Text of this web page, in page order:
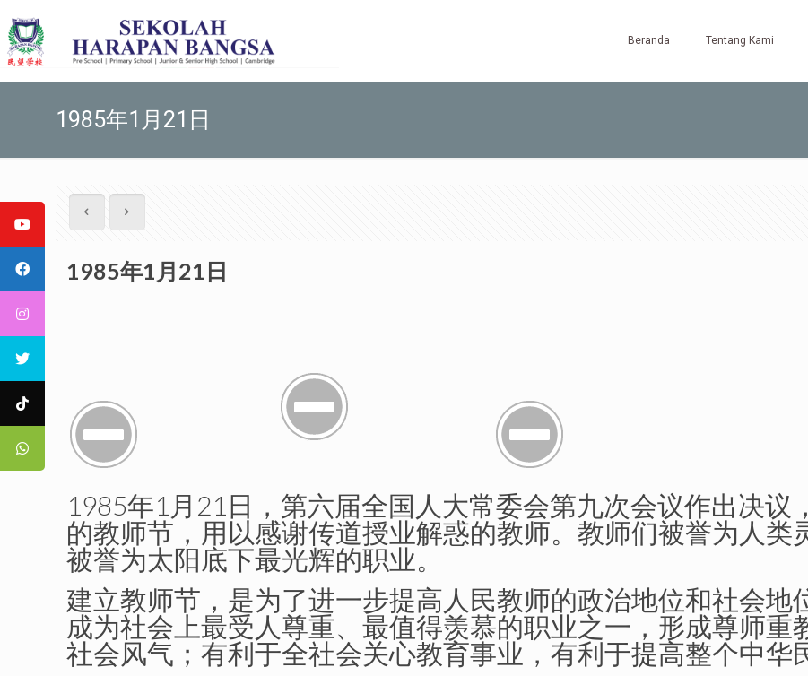
Beranda Tentang Kami
1985年1月21日
1985年1月21日
1985年1月21日， 第六届全国人大常委会第九次会议作出决议
的教师节 ，用以感谢传道授业解惑的教师。教师们被誉为人类
被誉为太阳底下最光辉的职业。
建立教师节，是为了进一步提高人民教师的政治地位和社会地
成为社会上最受人尊重、最值得羡慕的职业之一，形成尊师重
社会风气；有利于全社会关心教育事业，有利于提高整个中华